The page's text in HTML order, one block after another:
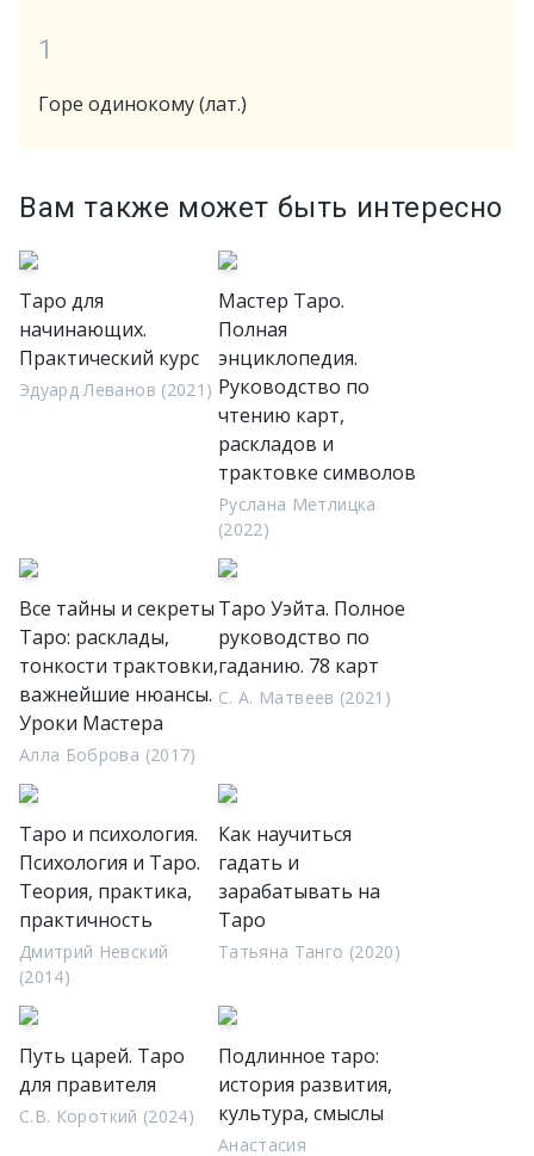
1
Горе одинокому (лат.)
Вам также может быть интересно
Таро для
начинающих.
Практический курс
Эдуард Леванов (2021)
Мастер Таро.
Полная
энциклопедия.
Руководство по
чтению карт,
раскладов и
трактовке символов
Руслана Метлицка
(2022)
Все тайны и секреты
Таро: расклады,
тонкости трактовки,
важнейшие нюансы.
Уроки Мастера
Алла Боброва (2017)
Таро Уэйта. Полное
руководство по
гаданию. 78 карт
С. А. Матвеев (2021)
Таро и психология.
Психология и Таро.
Теория, практика,
практичность
Дмитрий Невский
(2014)
Как научиться
гадать и
зарабатывать на
Таро
Татьяна Танго (2020)
Путь царей. Таро
для правителя
С.В. Короткий (2024)
Подлинное таро:
история развития,
культура, смыслы
Анастасия